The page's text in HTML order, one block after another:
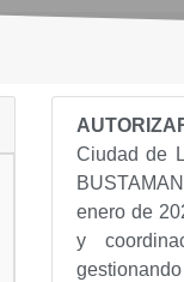
Ciudad de
enero de
y